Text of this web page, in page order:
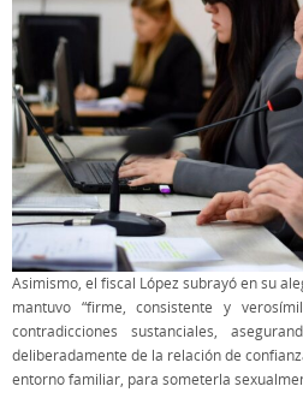
Asimismo, el fiscal López subrayó en su
mantuvo “firme, consistente y
contradicciones sustanciales,
deliberadamente de la relación de
entorno familiar, para someterla